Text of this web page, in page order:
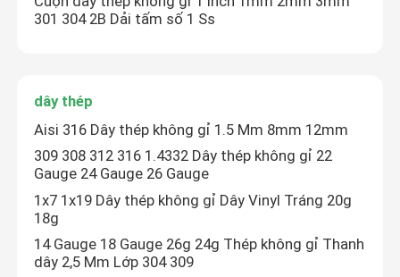
Nhà
Các sản phẩm
Về chúng tôi
301 304 2B Dải tấm số 1 Ss
dây thép
Aisi 316 Dây thép không gỉ 1.5 Mm 8mm 12mm
309 308 312 316 1.4332 Dây thép không gỉ 22
Gauge 24 Gauge 26 Gauge
1x7 1x19 Dây thép không gỉ Dây Vinyl Tráng 20g
18g
14 Gauge 18 Gauge 26g 24g Thép không gỉ Thanh
dây 2,5 Mm Lớp 304 309